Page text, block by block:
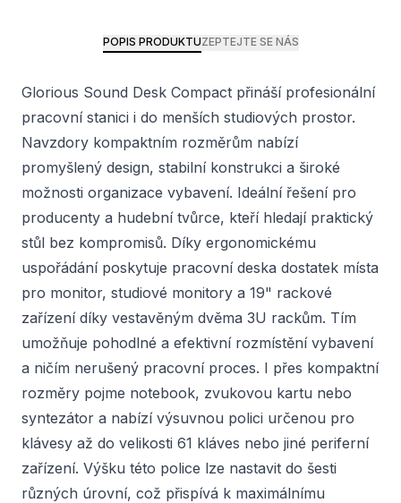
POPIS PRODUKTUZEPTEJTE SE NÁS
Glorious Sound Desk Compact přináší profesionální
pracovní stanici i do menších studiových prostor.
Navzdory kompaktním rozměrům nabízí
promyšlený design, stabilní konstrukci a široké
možnosti organizace vybavení. Ideální řešení pro
producenty a hudební tvůrce, kteří hledají praktický
stůl bez kompromisů. Díky ergonomickému
uspořádání poskytuje pracovní deska dostatek místa
pro monitor, studiové monitory a 19" rackové
zařízení díky vestavěným dvěma 3U rackům. Tím
umožňuje pohodlné a efektivní rozmístění vybavení
a ničím nerušený pracovní proces. I přes kompaktní
rozměry pojme notebook, zvukovou kartu nebo
syntezátor a nabízí výsuvnou polici určenou pro
klávesy až do velikosti 61 kláves nebo jiné periferní
zařízení. Výšku této police lze nastavit do šesti
různých úrovní, což přispívá k maximálnímu